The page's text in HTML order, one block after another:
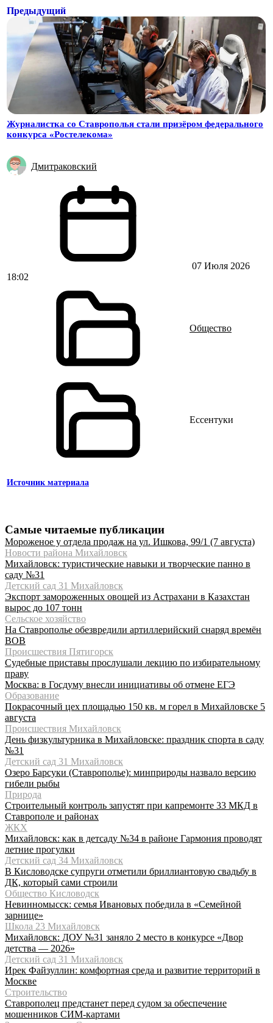
Предыдущий
Журналистка со Ставрополья стали призёром федерального
конкурса «Ростелекома»
Дмитраковский
07 Июля 2026
18:02
Общество
Ессентуки
Источник материала
Самые читаемые публикации
Мороженое у отдела продаж на ул. Ишкова, 99/1 (7 августа)
Новости района Михайловск
Михайловск: туристические навыки и творческие панно в
саду №31
Детский сад 31 Михайловск
Экспорт замороженных овощей из Астрахани в Казахстан
вырос до 107 тонн
Сельское хозяйство
На Ставрополье обезвредили артиллерийский снаряд времён
ВОВ
Происшествия Пятигорск
Судебные приставы прослушали лекцию по избирательному
праву
Москва: в Госдуму внесли инициативы об отмене ЕГЭ
Образование
Покрасочный цех площадью 150 кв. м горел в Михайловске 5
августа
Происшествия Михайловск
День физкультурника в Михайловске: праздник спорта в саду
№31
Детский сад 31 Михайловск
Озеро Барсуки (Ставрополье): минприроды назвало версию
гибели рыбы
Природа
Строительный контроль запустят при капремонте 33 МКД в
Ставрополе и районах
ЖКХ
Михайловск: как в детсаду №34 в районе Гармония проводят
летние прогулки
Детский сад 34 Михайловск
В Кисловодске супруги отметили бриллиантовую свадьбу в
ДК, который сами строили
Общество Кисловодск
Невинномысск: семья Ивановых победила в «Семейной
зарнице»
Школа 23 Михайловск
Михайловск: ДОУ №31 заняло 2 место в конкурсе «Двор
детства — 2026»
Детский сад 31 Михайловск
Ирек Файзуллин: комфортная среда и развитие территорий в
Москве
Строительство
Ставрополец предстанет перед судом за обеспечение
мошенников СИМ-картами